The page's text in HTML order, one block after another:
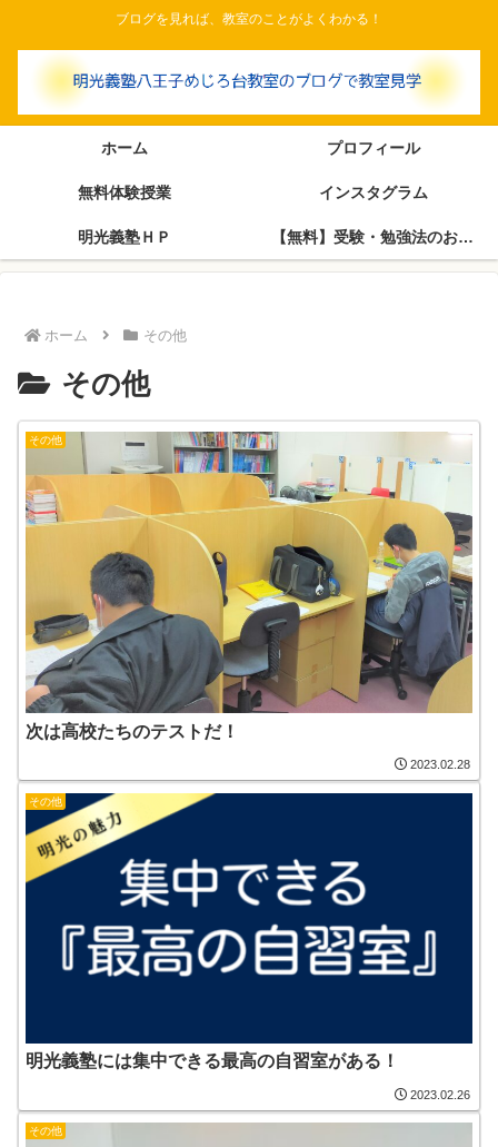
ブログを見れば、教室のことがよくわかる！
ホーム プロフィール
無料体験授業 インスタグラム
明光義塾ＨＰ 【無料】受験・勉強法のお悩み相談室（塾長がブログで回答します）
ホーム その他
その他
その他
次は高校たちのテストだ！
2023.02.28
その他
明光義塾には集中できる最高の自習室がある！
2023.02.26
その他